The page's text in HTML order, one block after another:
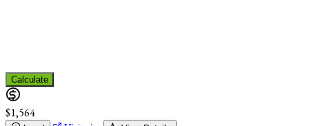
Calculate
$1,564